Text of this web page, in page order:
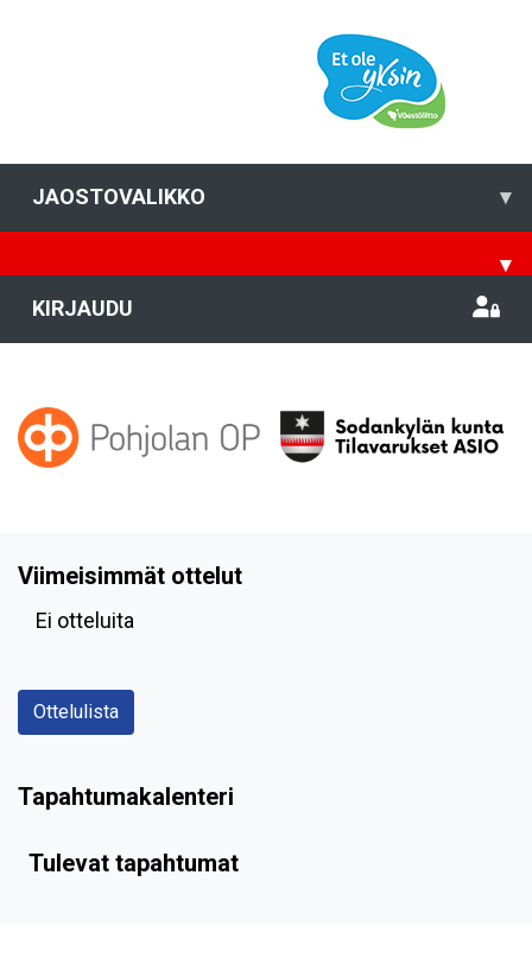
JAOSTOVALIKKO ▾
▾
KIRJAUDU
Viimeisimmät ottelut
Ei otteluita
Ottelulista
Tapahtumakalenteri
Tulevat tapahtumat